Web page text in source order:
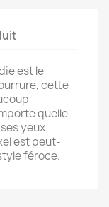
est le
cette
quelle
yeux
est peut-
féroce.